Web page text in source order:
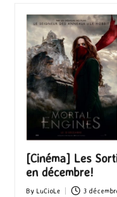
[Cinéma] Les
en décembre!
By LuCioLe 3